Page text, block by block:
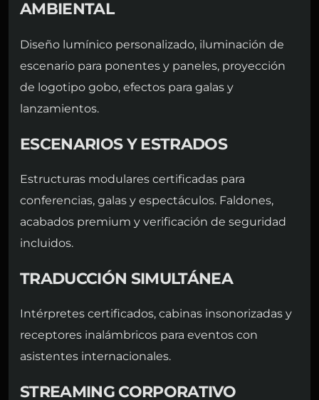
AMBIENTAL
Diseño lumínico personalizado, iluminación de
escenario para ponentes y paneles, proyección
de logotipo gobo, efectos para galas y
lanzamientos.
ESCENARIOS Y ESTRADOS
Estructuras modulares certificadas para
conferencias, galas y espectáculos. Faldones,
acabados premium y verificación de seguridad
incluidos.
TRADUCCIÓN SIMULTÁNEA
Intérpretes certificados, cabinas insonorizadas y
receptores inalámbricos para eventos con
asistentes internacionales.
STREAMING CORPORATIVO